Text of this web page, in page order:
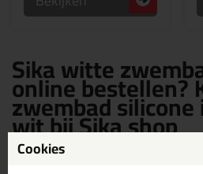
Sika witte
online bestellen?
zwembad
wit bij Sika shop
Sika zwembad silicone in de kleur wit
Cookies